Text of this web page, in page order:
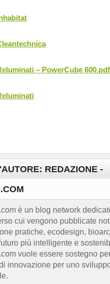
– PowerCube 600.pdf
REDAZIONE -
è un blog network
cui vengono pubblicate
pratiche, ecodesign,
più intelligente e
vuole essere sostegno
innovazione per uno